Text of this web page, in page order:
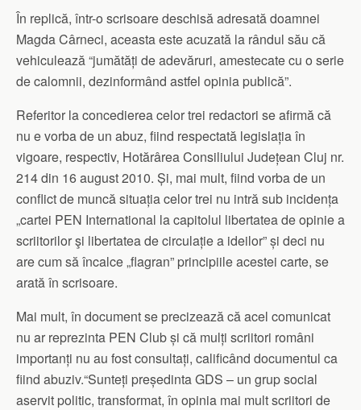
În replică, într-o scrisoare deschisă adresată doamnei
Magda Cârneci, aceasta este acuzată la rândul său că
vehiculează “jumătăți de adevăruri, amestecate cu o serie
de calomnii, dezinformând astfel opinia publică”.
Referitor la concedierea celor trei redactori se afirmă că
nu e vorba de un abuz, fiind respectată legislația în
vigoare, respectiv, Hotărârea Consiliului Județean Cluj nr.
214 din 16 august 2010. Și, mai mult, fiind vorba de un
conflict de muncă situația celor trei nu intră sub incidența
„cartei PEN International la capitolul libertatea de opinie a
scriitorilor şi libertatea de circulație a ideilor” și deci nu
are cum să încalce „flagran” principiile acestei carte, se
arată în scrisoare.
Mai mult, în document se precizează că acel comunicat
nu ar reprezinta PEN Club și că mulți scriitori români
importanți nu au fost consultați, calificând documentul ca
fiind abuziv.“Sunteți președinta GDS – un grup social
aservit politic, transformat, în opinia mai mult scriitori de